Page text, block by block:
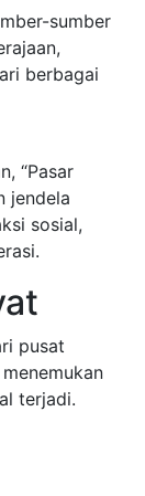
sumber
berbagai
“Pasar
jendela
sosial,
pusat
terjadi.